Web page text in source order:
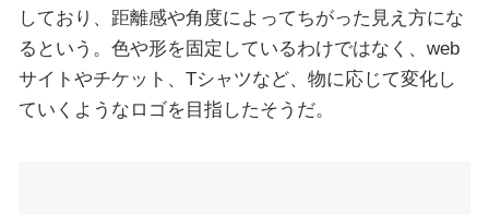
しており、距離感や角度によってちがった見え方にな
るという。色や形を固定しているわけではなく、web
サイトやチケット、Tシャツなど、物に応じて変化し
ていくようなロゴを目指したそうだ。